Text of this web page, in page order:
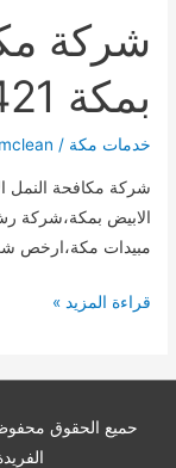
شركة
بمكة 0509744421
خدمات مكة /
mclean
شركة مكافحة النمل
الابيض بمكة،شركة
مبيدات مكة،ارخص
شركة
قراءة المزيد »
حميع الحقوق محفوظة
الفريدة